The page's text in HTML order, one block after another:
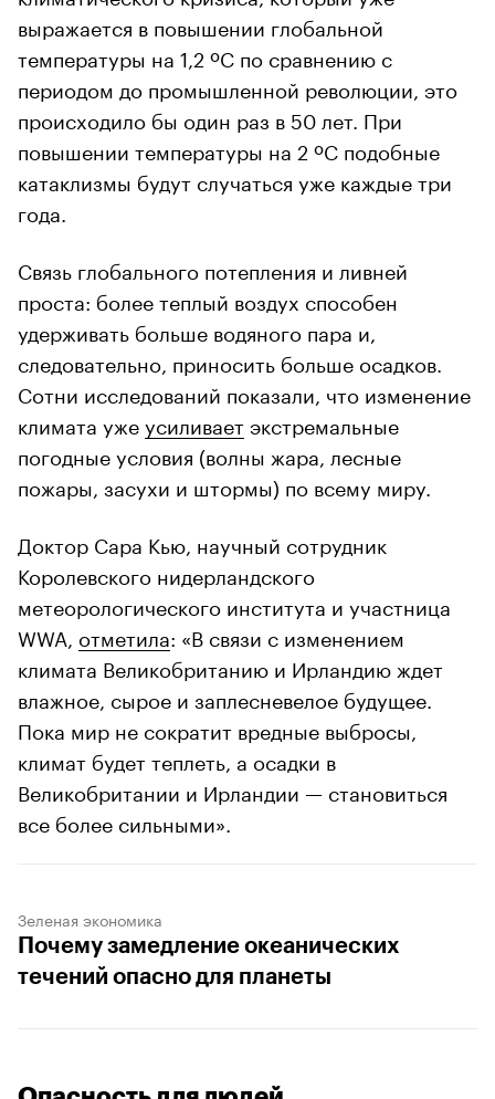
выражается в повышении глобальной
температуры на 1,2 ºС по сравнению с
периодом до промышленной революции, это
происходило бы один раз в 50 лет. При
повышении температуры на 2 ºС подобные
катаклизмы будут случаться уже каждые три
года.
Связь глобального потепления и ливней
проста: более теплый воздух способен
удерживать больше водяного пара и,
следовательно, приносить больше осадков.
Сотни исследований показали, что изменение
климата ужеусиливаетэкстремальные
погодные условия (волны жара, лесные
пожары, засухи и штормы) по всему миру.
Доктор Сара Кью, научный сотрудник
Королевского нидерландского
метеорологического института и участница
WWA, отметила: «В связи с изменением
климата Великобританию и Ирландию ждет
влажное, сырое и заплесневелое будущее.
Пока мир не сократит вредные выбросы,
климат будет теплеть, а осадки в
Великобритании и Ирландии — становиться
все более сильными».
Зеленая экономика
Почему замедление океанических
течений опасно для планеты